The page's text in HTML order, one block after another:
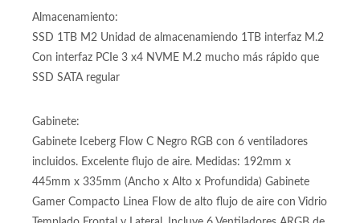
Memoria:
Memoria Ram DDR5 32GB (2 x 16GB)
Almacenamiento:
Con interfaz PCIe 3 x4 NVME M.2 mucho más rápido que
SSD SATA regular
Gabinete:
Gabinete Iceberg Flow C Negro RGB con 6 ventiladores
incluidos. Excelente flujo de aire. Medidas: 192mm x